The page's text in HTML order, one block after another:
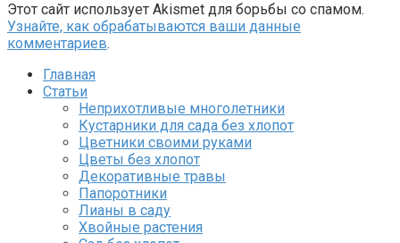
Этот сайт использует Akismet для борьбы со спамом.
Узнайте, как обрабатываются ваши данные
комментариев.
Главная
Статьи
Неприхотливые многолетники
Кустарники для сада без хлопот
Цветники своими руками
Цветы без хлопот
Декоративные травы
Папоротники
Лианы в саду
Хвойные растения